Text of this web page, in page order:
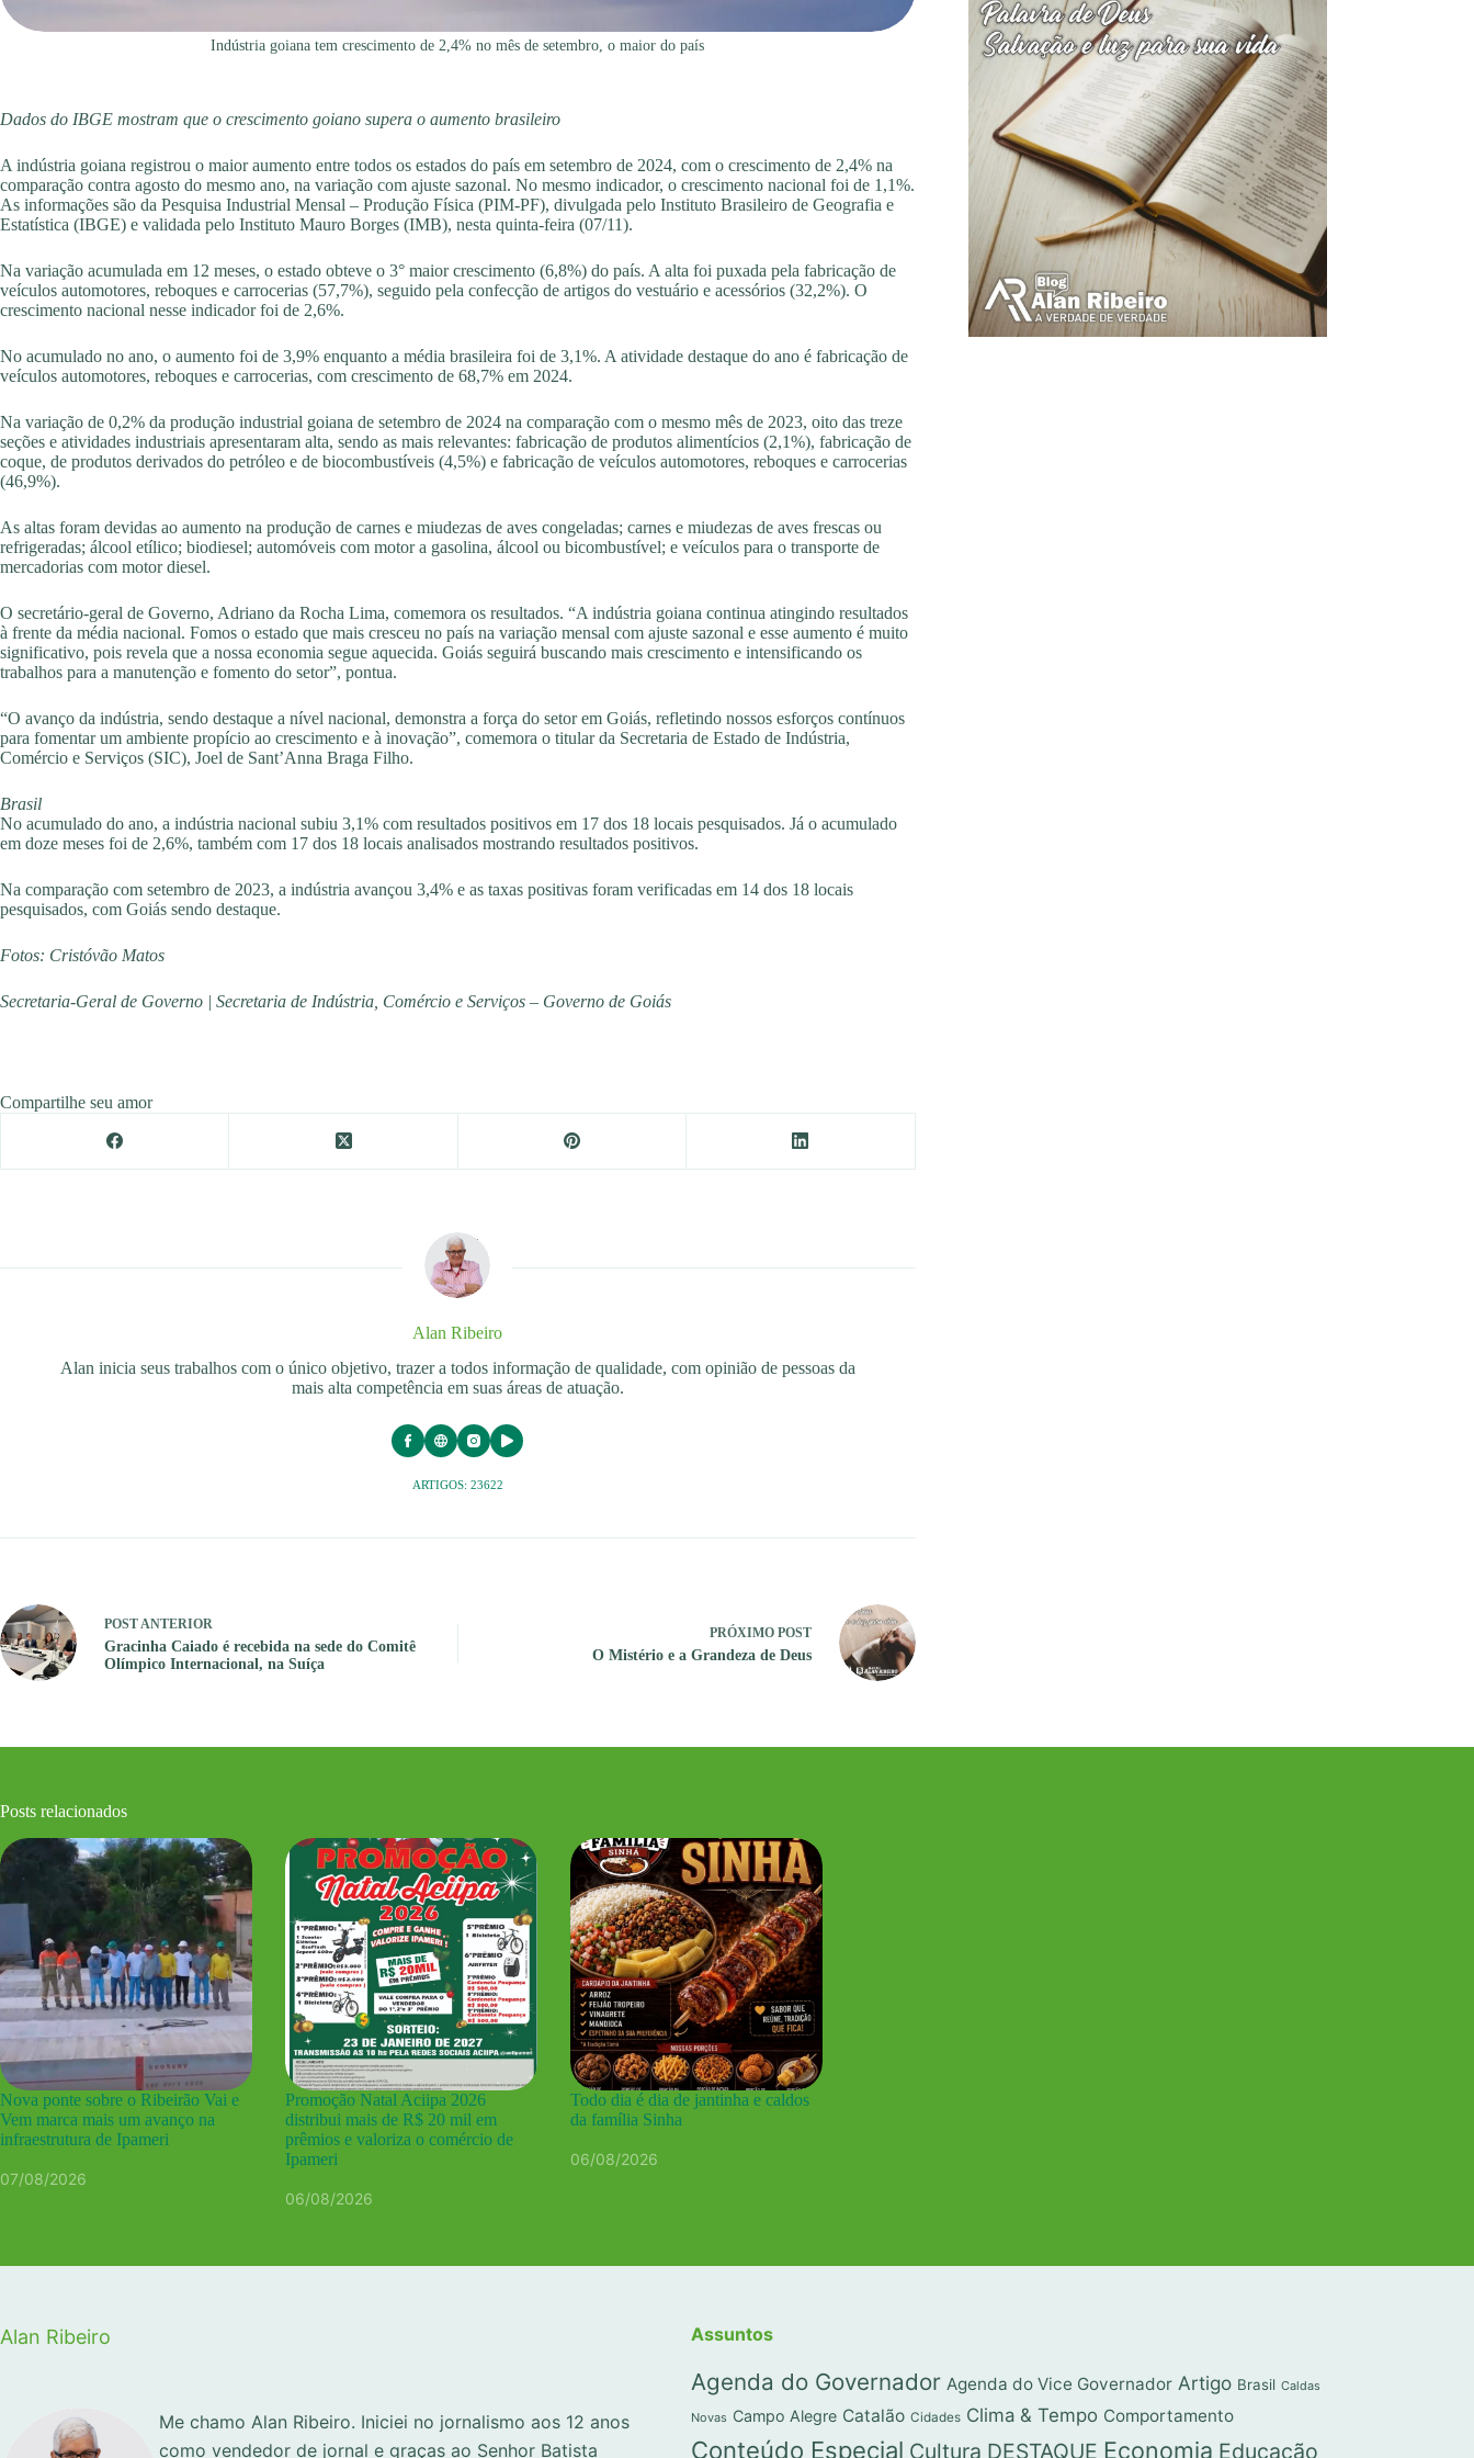
Indústria goiana tem crescimento de 2,4% no mês de setembro, o maior do país
Dados do IBGE mostram que o crescimento goiano supera o aumento brasileiro
A indústria goiana registrou o maior aumento entre todos os estados do país em setembro de 2024, com o crescimento de 2,4% na
comparação contra agosto do mesmo ano, na variação com ajuste sazonal. No mesmo indicador, o crescimento nacional foi de 1,1%.
As informações são da Pesquisa Industrial Mensal – Produção Física (PIM-PF), divulgada pelo Instituto Brasileiro de Geografia e
Estatística (IBGE) e validada pelo Instituto Mauro Borges (IMB), nesta quinta-feira (07/11).
Na variação acumulada em 12 meses, o estado obteve o 3° maior crescimento (6,8%) do país. A alta foi puxada pela fabricação de
veículos automotores, reboques e carrocerias (57,7%), seguido pela confecção de artigos do vestuário e acessórios (32,2%). O
crescimento nacional nesse indicador foi de 2,6%.
No acumulado no ano, o aumento foi de 3,9% enquanto a média brasileira foi de 3,1%. A atividade destaque do ano é fabricação de
veículos automotores, reboques e carrocerias, com crescimento de 68,7% em 2024.
Na variação de 0,2% da produção industrial goiana de setembro de 2024 na comparação com o mesmo mês de 2023, oito das treze
seções e atividades industriais apresentaram alta, sendo as mais relevantes: fabricação de produtos alimentícios (2,1%), fabricação de
coque, de produtos derivados do petróleo e de biocombustíveis (4,5%) e fabricação de veículos automotores, reboques e carrocerias
(46,9%).
As altas foram devidas ao aumento na produção de carnes e miudezas de aves congeladas; carnes e miudezas de aves frescas ou
refrigeradas; álcool etílico; biodiesel; automóveis com motor a gasolina, álcool ou bicombustível; e veículos para o transporte de
mercadorias com motor diesel.
O secretário-geral de Governo, Adriano da Rocha Lima, comemora os resultados. “A indústria goiana continua atingindo resultados
à frente da média nacional. Fomos o estado que mais cresceu no país na variação mensal com ajuste sazonal e esse aumento é muito
significativo, pois revela que a nossa economia segue aquecida. Goiás seguirá buscando mais crescimento e intensificando os
trabalhos para a manutenção e fomento do setor”, pontua.
“O avanço da indústria, sendo destaque a nível nacional, demonstra a força do setor em Goiás, refletindo nossos esforços contínuos
para fomentar um ambiente propício ao crescimento e à inovação”, comemora o titular da Secretaria de Estado de Indústria,
Comércio e Serviços (SIC), Joel de Sant’Anna Braga Filho.
Brasil
No acumulado do ano, a indústria nacional subiu 3,1% com resultados positivos em 17 dos 18 locais pesquisados. Já o acumulado
em doze meses foi de 2,6%, também com 17 dos 18 locais analisados mostrando resultados positivos.
Na comparação com setembro de 2023, a indústria avançou 3,4% e as taxas positivas foram verificadas em 14 dos 18 locais
pesquisados, com Goiás sendo destaque.
Fotos: Cristóvão Matos
Secretaria-Geral de Governo | Secretaria de Indústria, Comércio e Serviços – Governo de Goiás
Compartilhe seu amor
Alan Ribeiro
Alan inicia seus trabalhos com o único objetivo, trazer a todos informação de qualidade, com opinião de pessoas da
mais alta competência em suas áreas de atuação.
ARTIGOS: 23622
POSTANTERIOR
Gracinha Caiado é recebida na sede do Comitê
Olímpico Internacional, na Suíça
PRÓXIMO POST
O Mistério e a Grandeza de Deus
Posts relacionados
Nova ponte sobre o Ribeirão Vai e
Vem marca mais um avanço na
infraestrutura de Ipameri
07/08/2026
Promoção Natal Aciipa 2026
distribui mais de R$ 20 mil em
prêmios e valoriza o comércio de
Ipameri
06/08/2026
Todo dia é dia de jantinha e caldos
da família Sinha
06/08/2026
Alan Ribeiro
Me chamo Alan Ribeiro. Iniciei no jornalismo aos 12 anos
como vendedor de jornal e graças ao Senhor Batista
Assuntos
Agenda do Governador Agenda do Vice Governador Artigo Brasil Caldas
Novas Campo Alegre Catalão Cidades Clima & Tempo Comportamento
Conteúdo Especial Cultura DESTAQUE Economia Educação